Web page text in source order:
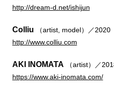
http://dream-d.net/ishijun
Colliu
（artist, model）／2020
http://www.colliu.com
AKI INOMATA
（artist）／
https://www.aki-inomata.com/